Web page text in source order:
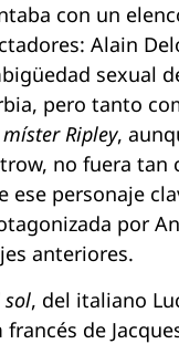
con un
Alain
sexual
pero tanto
Ripley,
no fuera tan
ese personaje
por
anteriores.
sol, del italiano
de